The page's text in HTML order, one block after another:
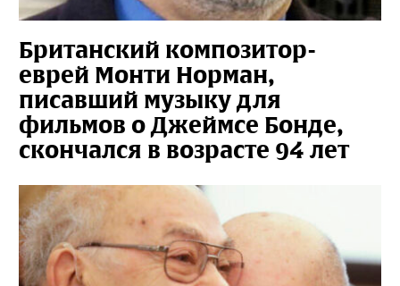
Британский композитор-
еврей Монти Норман,
писавший музыку для
фильмов о Джеймсе Бонде,
скончался в возрасте 94 лет